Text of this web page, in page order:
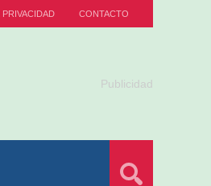
PRIVACIDAD CONTACTO
Publicidad